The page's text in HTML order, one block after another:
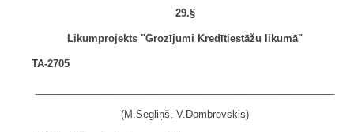
29.§
Likumprojekts "Grozījumi Kredītiestāžu likumā"
TA-2705
(M.Segliņš, V.Dombrovskis)